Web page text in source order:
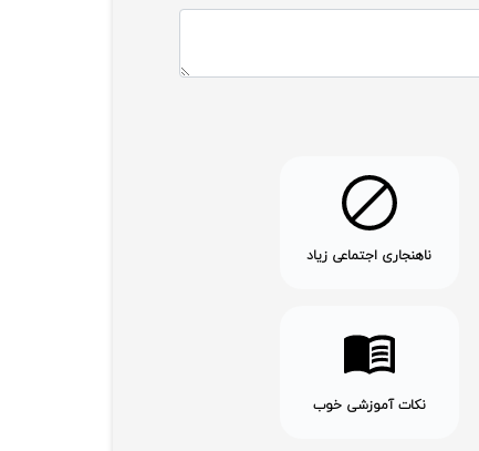
ناهنجاری اجتماعی زیاد
نکات آموزشی خوب